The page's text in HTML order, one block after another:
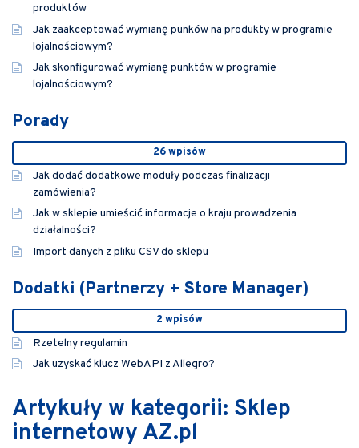
produktów
Jak zaakceptować wymianę punków na produkty w programie
lojalnościowym?
Jak skonfigurować wymianę punktów w programie
lojalnościowym?
Porady
26 wpisów
Jak dodać dodatkowe moduły podczas finalizacji
zamówienia?
Jak w sklepie umieścić informacje o kraju prowadzenia
działalności?
Import danych z pliku CSV do sklepu
Dodatki (Partnerzy + Store Manager)
2 wpisów
Rzetelny regulamin
Jak uzyskać klucz WebAPI z Allegro?
Artykuły w kategorii: Sklep
internetowy AZ.pl